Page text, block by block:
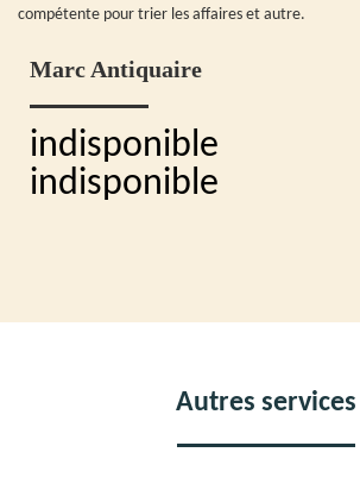
compétente pour trier les affaires et autre.
Marc Antiquaire
indisponible
indisponible
Autres services